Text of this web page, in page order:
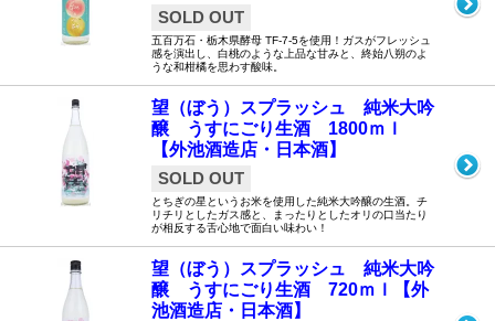
SOLD OUT
五百万石・栃木県酵母 TF-7-5を使用！ガスがフレッシュ
感を演出し、白桃のような上品な甘みと、終始八朔のよ
うな和柑橘を思わす酸味。
望（ぼう）スプラッシュ 純米大吟
醸 うすにごり生酒 1800ｍｌ
【外池酒造店・日本酒】
SOLD OUT
とちぎの星というお米を使用した純米大吟醸の生酒。チ
リチリとしたガス感と、まったりとしたオリの口当たり
が相反する舌心地で面白い味わい！
望（ぼう）スプラッシュ 純米大吟
醸 うすにごり生酒 720ｍｌ【外
池酒造店・日本酒】